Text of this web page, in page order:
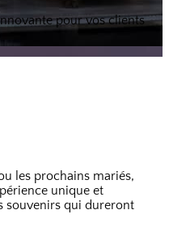
pour vos clients
les prochains mariés,
unique et
souvenirs qui dureront